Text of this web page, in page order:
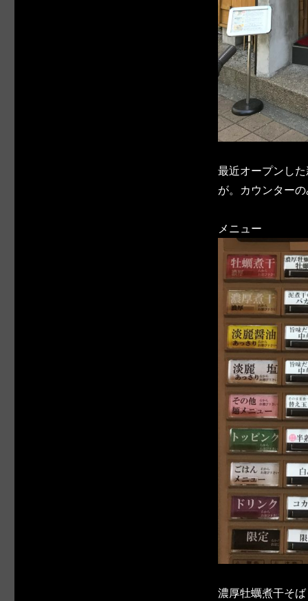
最近オープンし
が。カウンター
メニュー
濃厚牡蠣煮干そ